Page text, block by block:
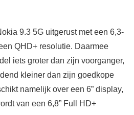
9.3 5G uitgerust met een 6,3-
QHD+ resolutie. Daarmee
iets groter dan zijn voorganger,
kleiner dan zijn goedkope
namelijk over een 6” display,
van een 6,8” Full HD+